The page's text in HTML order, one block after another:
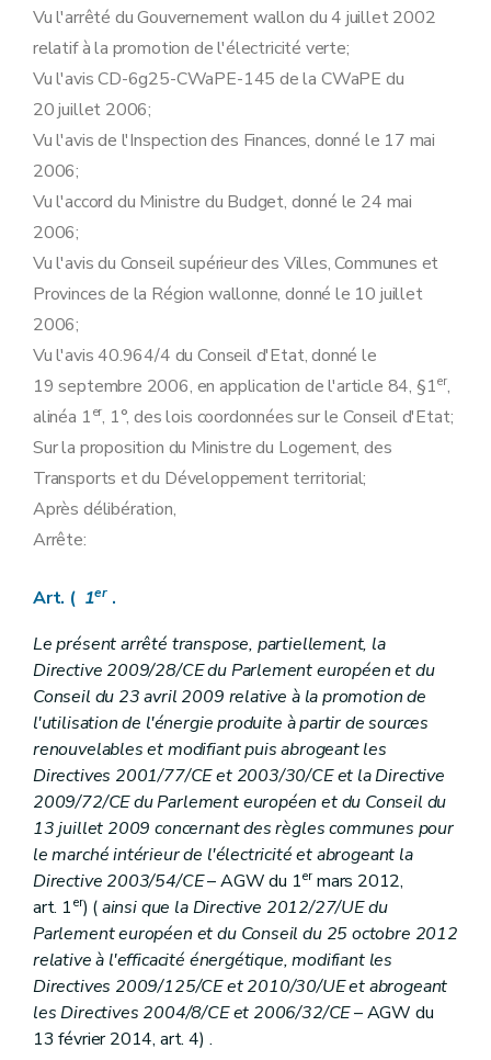
Art. 17
Art.17/1
Art. 17/2
Art.17/3
Art.17/4
Art.
17/5
Art.17/6
Art. 17/8
Sectionpremièreter
Conditions d'octroi et validité des labels de garantie d'origine
Section 2 Procédure de suspension de l'octroi des labels de garantie d'origine et des certificats verts
Art. 18
Art. 19
Chapitre
Art.
Art.19ter
Art.19 quater
Art.
quinquies
Art.19sexies
ChapitreIVter
Comité transversal de la biomasse
Art.
Art.19octies
Chapitre V Banque de données, marché des labels de garantie d'origine et marché des certificats verts
Art. 21
Art. 23
Art. 24
Chapitre VI
Utilisation des certificats verts et des labels de garantie d'origine
Section première Utilisation de certificats verts
Art. 25
Art. 26
Section 2
Utilisation des labels de garantie d'origine
Art. 27
Art. 28
Section 3 Rapports annuels
Art. 29
Chapitre VII
Sanctions
Art. 30
Chapitre VIII Dispositions finales
Art. 31
Art.31bis
Art.
ter
Art.31quater
Art.31quinquies
Art. 32
Art. 33
Annexe 1er
Annexe 2
Vu l'arrêté du Gouvernement wallon du 4 juillet 2002
relatif à la promotion de l'électricité verte;
Vu l'avis CD-6g25-CWaPE-145 de la CWaPE du
20 juillet 2006;
Vu l'avis de l'Inspection des Finances, donné le 17 mai
2006;
Vu l'accord du Ministre du Budget, donné le 24 mai
2006;
Vu l'avis du Conseil supérieur des Villes, Communes et
Provinces de la Région wallonne, donné le 10 juillet
2006;
Vu l'avis 40.964/4 du Conseil d'Etat, donné le
19 septembre 2006, en application de l'article 84, §1er,
alinéa 1er, 1°, des lois coordonnées sur le Conseil d'Etat;
Sur la proposition du Ministre du Logement, des
Transports et du Développement territorial;
Après délibération,
Arrête:
Art. ( 1er .
Le présent arrêté transpose, partiellement, la
Directive 2009/28/CE du Parlement européen et du
Conseil du 23 avril 2009 relative à la promotion de
l'utilisation de l'énergie produite à partir de sources
renouvelables et modifiant puis abrogeant les
Directives 2001/77/CE et 2003/30/CE et la Directive
2009/72/CE du Parlement européen et du Conseil du
13 juillet 2009 concernant des règles communes pour
le marché intérieur de l'électricité et abrogeant la
Directive 2003/54/CE– AGW du 1ermars 2012,
art. 1er) (ainsi que la Directive 2012/27/UE du
Parlement européen et du Conseil du 25 octobre 2012
relative à l'efficacité énergétique, modifiant les
Directives 2009/125/CE et 2010/30/UE et abrogeant
les Directives 2004/8/CE et 2006/32/CE– AGW du
13 février 2014, art. 4) .